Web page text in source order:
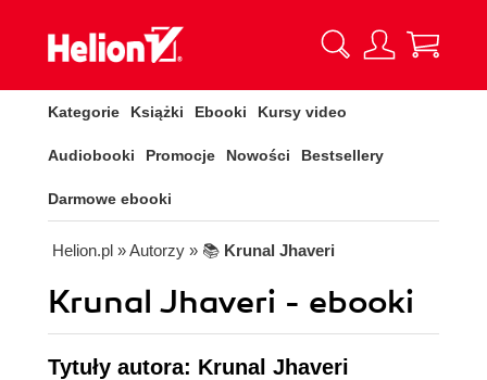
Kategorie Książki Ebooki Kursy video
Audiobooki Promocje Nowości Bestsellery
Darmowe ebooki
Helion.pl » Autorzy » 📚 Krunal Jhaveri
Krunal Jhaveri - ebooki
Tytuły autora: Krunal Jhaveri